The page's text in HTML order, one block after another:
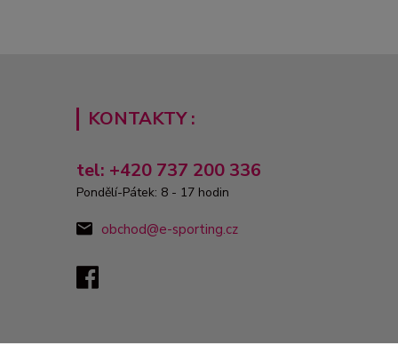
KONTAKTY :
tel: +420 737 200 336
Pondělí-Pátek: 8 - 17 hodin
obchod@e-sporting.cz